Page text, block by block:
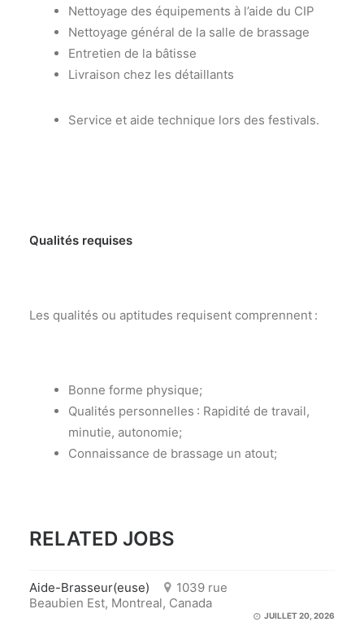
Nettoyage des équipements à l’aide du CIP
Nettoyage général de la salle de brassage
Entretien de la bâtisse
Livraison chez les détaillants
Service et aide technique lors des festivals.
Qualités requises
Les qualités ou aptitudes requisent comprennent :
Bonne forme physique;
Qualités personnelles : Rapidité de travail,
minutie, autonomie;
Connaissance de brassage un atout;
RELATED JOBS
Aide-Brasseur(euse)
1039 rue
Beaubien Est, Montreal, Canada
JUILLET 20, 2026